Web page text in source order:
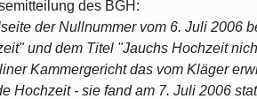
des BGH:
der Nullnummer vom 6. Juli 2006
und dem Titel "Jauchs Hochzeit
Kammergericht das vom Kläger
Hochzeit - sie fand am 7. Juli 2006